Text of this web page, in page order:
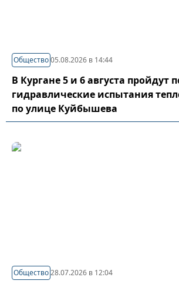
Общество05.08.2026 в 14:44
В Кургане 5 и 6 августа пройдут
гидравлические испытания
по улице Куйбышева
Общество28.07.2026 в 12:04